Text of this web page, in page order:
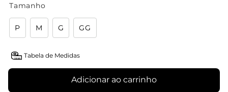
Tamanho
P M G GG
Tabela de Medidas
Adicionar ao carrinho